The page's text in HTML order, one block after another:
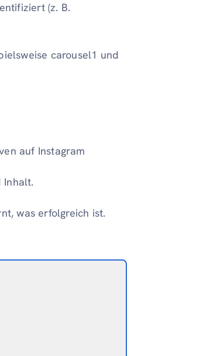
(z. B.
carousel1 und
auf Instagram
Inhalt.
was erfolgreich ist.